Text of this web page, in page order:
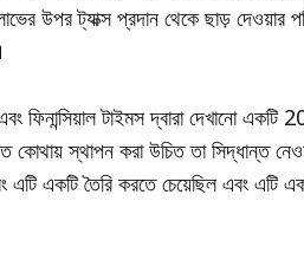
উপর ট্যাক্স প্রদান থেকে ছাড় দেওয়ার
ফিনান্সিয়াল টাইমস দ্বারা দেখানো একটি
কোথায় স্থাপন করা উচিত তা সিদ্ধান্ত
এটি একটি তৈরি করতে চেয়েছিল এবং